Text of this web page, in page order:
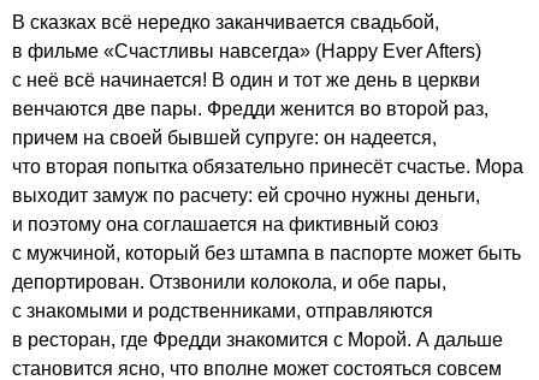
В сказках всё нередко заканчивается свадьбой,
в фильме «Счастливы навсегда» (Happy Ever Afters)
с неё всё начинается! В один и тот же день в церкви
венчаются две пары. Фредди женится во второй раз,
причем на своей бывшей супруге: он надеется,
что вторая попытка обязательно принесёт счастье. Мора
выходит замуж по расчету: ей срочно нужны деньги,
и поэтому она соглашается на фиктивный союз
с мужчиной, который без штампа в паспорте может быть
депортирован. Отзвонили колокола, и обе пары,
с знакомыми и родственниками, отправляются
в ресторан, где Фредди знакомится с Морой. А дальше
становится ясно, что вполне может состояться совсем